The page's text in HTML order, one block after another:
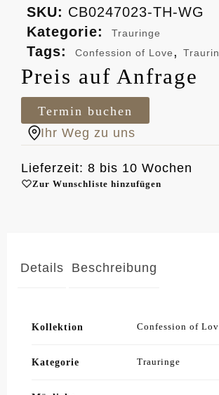
SKU: CB0247023-TH-WG
Kategorie:
Trauringe
Tags: Confession of Love,
Preis auf Anfrage
Termin buchen
Ihr Weg zu uns
Lieferzeit: 8 bis 10 Wochen
Zur Wunschliste hinzufügen
Details Beschreibung
Kollektion Confession of
Kategorie Trauringe